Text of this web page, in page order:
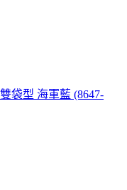
袋型 海軍藍 (8647-